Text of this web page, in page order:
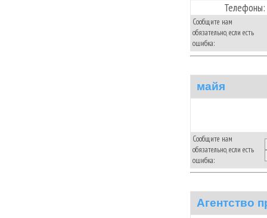
Телефоны:
Сообщите нам
обязательно, если есть
ошибка:
майя
Сообщите нам
обязательно, если есть
ошибка:
Агентство